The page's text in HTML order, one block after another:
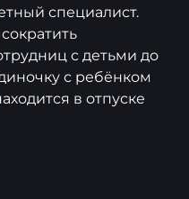
специалист.
с детьми до
с ребёнком
в отпуске